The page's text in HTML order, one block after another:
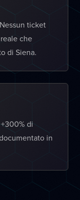
ticket
che
di Siena.
di
in